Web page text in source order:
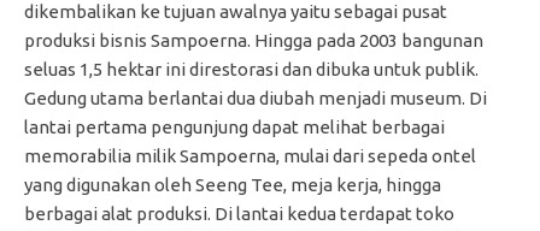
dikembalikan ke tujuan awalnya yaitu sebagai pusat
produksi bisnis Sampoerna. Hingga pada 2003 bangunan
seluas 1,5 hektar ini direstorasi dan dibuka untuk publik.
Gedung utama berlantai dua diubah menjadi museum. Di
lantai pertama pengunjung dapat melihat berbagai
memorabilia milik Sampoerna, mulai dari sepeda ontel
yang digunakan oleh Seeng Tee, meja kerja, hingga
berbagai alat produksi. Di lantai kedua terdapat toko